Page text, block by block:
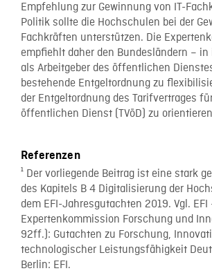
Empfehlung zur Gewinnung von IT-
Politik sollte die Hochschulen bei der
Fachkräften unterstützen. Die
empfiehlt daher den Bundesländern –
als Arbeitgeber des öffentlichen
bestehende Entgeltordnung zu
der Entgeltordnung des Tarifvertrages
öffentlichen Dienst (TVöD) zu
Referenzen
¹ Der vorliegende Beitrag ist eine stark
des Kapitels B 4 Digitalisierung der
dem EFI-Jahresgutachten 2019. Vgl. EFI
Expertenkommission Forschung und
92ff.): Gutachten zu Forschung,
technologischer Leistungsfähigkeit
Berlin: EFI.